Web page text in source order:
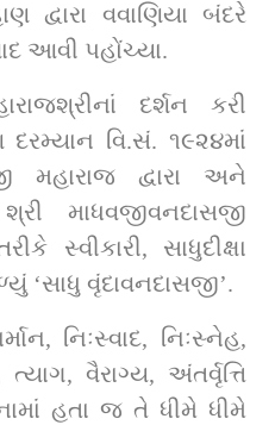
દ્વારા વવાણિયા બંદરે
આવી પહોંચ્યા.
દર્શન કરી
વિ.સં. ૧૯૨૪માં
મહારાજ દ્વારા અને
સ્વીકારી, સાધુદીક્ષા
‘સાધુ વૃંદાવનદાસજી’.
નિઃસ્વાદ, નિઃસ્નેહ,
વૈરાગ્ય, અંતર્વૃત્તિ
હતા જ તે ધીમે ધીમે